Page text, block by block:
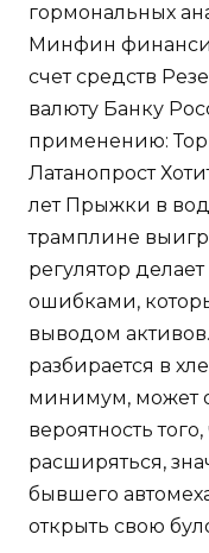
гормональных
Минфин
счет средств
валюту Банку
применению:
Латанопрост
лет Прыжки в
трамплине
регулятор
ошибками,
выводом
разбирается в
минимум, может
вероятность
расширяться,
бывшего
открыть свою